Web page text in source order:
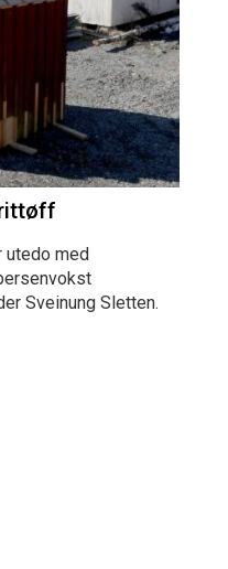
utedo med
Sveinung Sletten.